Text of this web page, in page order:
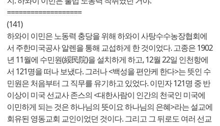
===================
(141)
하와이 이민은 노동력 충당을 위해 하와이 사탕수수농장협회에
서 주한미국공사 알렌을 통해 교섭하게 한 것이었다. 고종은 1902
년 11월에 수민원(綏民院)을 설치하게 하고, 12월 22일 인천항에
서 121명을 떠나 보냈다. 그러나 <백성을 편안케 한다>는 뜻인 수
민원은 처음부터 그 직무를 유기하고 있었다. 이민자 121명 중 반
이상이 미국 선교사 존스의 <대한사람이 인간의 천국인 미국에
이민하게 되는 것은 하나님의 뜻이요 하나님의 은혜>라는 설교에
회유된 영동교회 교인이었던 것이다. 그리고 그 뒤로도 여러 선교